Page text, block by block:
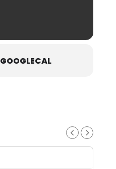
GOOGLECAL